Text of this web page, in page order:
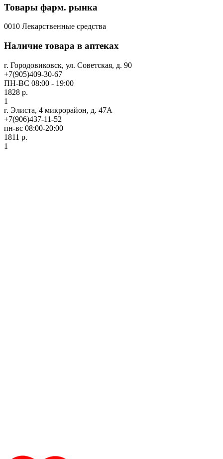
Товары фарм. рынка
0010 Лекарственные средства
Наличие товара в аптеках
г. Городовиковск, ул. Советская, д. 90
+7(905)409-30-67
ПН-ВС 08:00 - 19:00
1828 р.
1
г. Элиста, 4 микрорайон, д. 47А
+7(906)437-11-52
пн-вс 08:00-20:00
1811 р.
1